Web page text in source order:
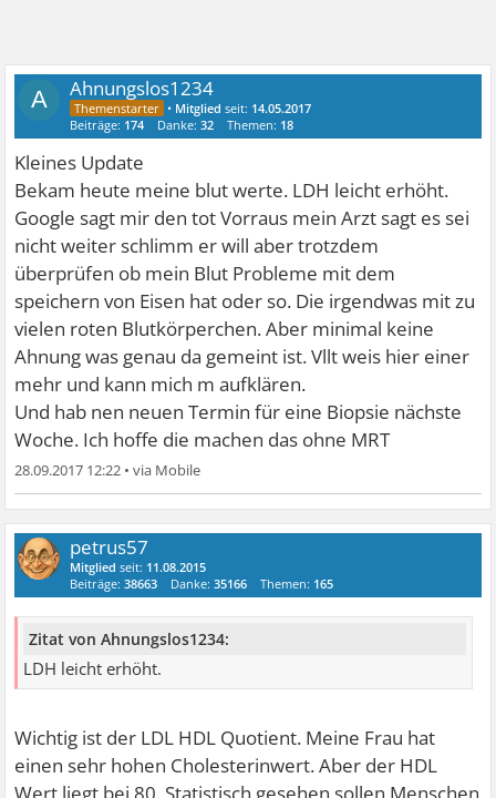
A Ahnungslos1234
• Mitglied seit: 14.05.2017
Beiträge: 174 Danke:32 Themen: 18
Kleines Update
Bekam heute meine blut werte. LDH leicht erhöht.
Google sagt mir den tot Vorraus mein Arzt sagt es sei
nicht weiter schlimm er will aber trotzdem
überprüfen ob mein Blut Probleme mit dem
speichern von Eisen hat oder so. Die irgendwas mit zu
vielen roten Blutkörperchen. Aber minimal keine
Ahnung was genau da gemeint ist. Vllt weis hier einer
mehr und kann mich m aufklären.
Und hab nen neuen Termin für eine Biopsie nächste
Woche. Ich hoffe die machen das ohne MRT
28.09.2017 12:22 •
petrus57
Mitglied seit: 11.08.2015
Beiträge:38663 Danke:35166 Themen: 165
Zitat von Ahnungslos1234:
LDH leicht erhöht.
Wichtig ist der LDL HDL Quotient. Meine Frau hat
einen sehr hohen Cholesterinwert. Aber der HDL
Wert liegt bei 80. Statistisch gesehen sollen Menschen